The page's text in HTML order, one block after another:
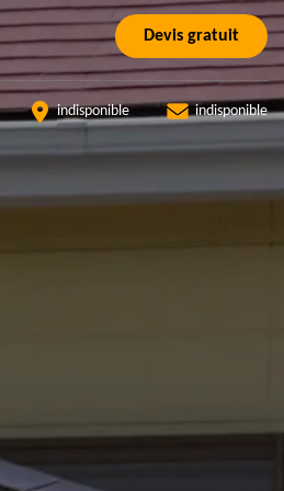
Devis gratuit
indisponible indisponible